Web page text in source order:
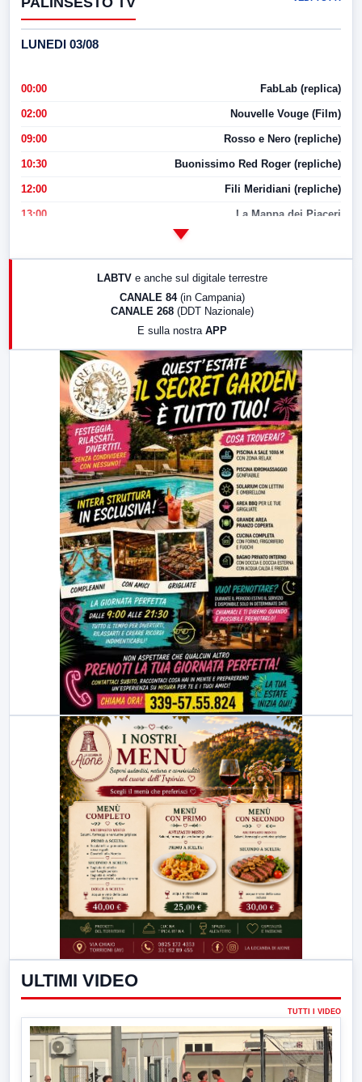
LUNEDI 03/08
00:00 FabLab (replica)
02:00 Nouvelle Vouge (Film)
09:00 Rosso e Nero (repliche)
10:30 Buonissimo Red Roger (repliche)
12:00 Fili Meridiani (repliche)
13:00 La Mappa dei Piaceri
17:00 LabNews (replica)
LabNews (replica)
LABTV e anche sul digitale terrestre
CANALE 84 (in Campania)
CANALE 268 (DDT Nazionale)
E sulla nostra APP
ULTIMI VIDEO
TUTTI I VIDEO